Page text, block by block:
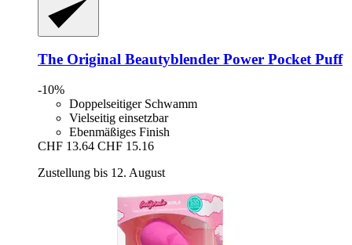
The Original Beautyblender Power Pocket Puff
-10%
Doppelseitiger Schwamm
Vielseitig einsetzbar
Ebenmäßiges Finish
CHF 13.64 CHF 15.16
Zustellung bis 12. August